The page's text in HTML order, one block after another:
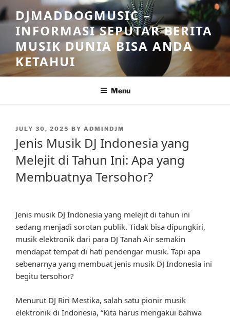
Skip
to
content
DJMADDOGMUSIC –
INFORMASI SEPUTAR BERITA
MUSIK DUNIA BISA ANDA
KETAHUI
Menu
POSTED
JULY 30, 2025 BY ADMINDJM
Jenis Musik DJ Indonesia yang
Melejit di Tahun Ini: Apa yang
Membuatnya Tersohor?
Jenis musik DJ Indonesia yang melejit di tahun ini
sedang menjadi sorotan publik. Tidak bisa dipungkiri,
musik elektronik dari para DJ Tanah Air semakin
mendapat tempat di hati pendengar musik. Tapi apa
sebenarnya yang membuat jenis musik DJ Indonesia ini
begitu tersohor?
Menurut DJ Riri Mestika, salah satu pionir musik
elektronik di Indonesia, “Kita harus mengakui bahwa